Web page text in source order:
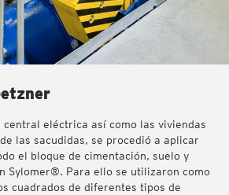
eléctrica así como las viviendas
las sacudidas, se procedió a aplicar
el bloque de cimentación, suelo y
Sylomer®. Para ello se utilizaron como
cuadrados de diferentes tipos de